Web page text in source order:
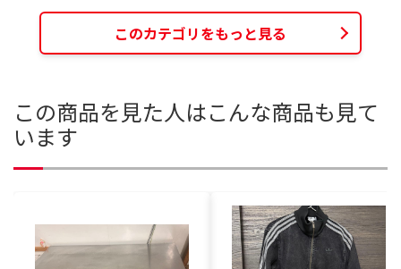
このカテゴリをもっと見る
この商品を見た人はこんな商品も見て
います